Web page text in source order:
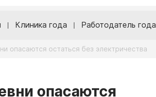
Клиника года Работодатель года
опасаются остаться без электричества
опасаются